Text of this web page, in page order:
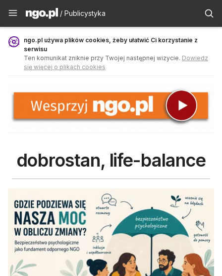
Publicystyka - ngo.pl
/ Publicystyka
ngo.pl używa plików cookies, żeby ułatwić Ci korzystanie z
serwisu
Ten komunikat zniknie przy Twojej następnej wizycie. Dowiedz
się więcej o plikach cookies
dobrostan, life-balance